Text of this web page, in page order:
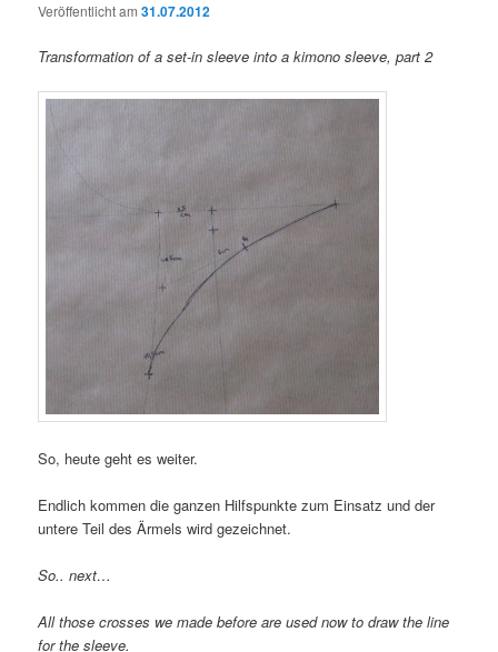
Veröffentlicht am31.07.2012
Transformation of a set-in sleeve into a kimono sleeve, part 2
So, heute geht es weiter.
Endlich kommen die ganzen Hilfspunkte zum Einsatz und der
untere Teil des Ärmels wird gezeichnet.
So.. next…
All those crosses we made before are used now to draw the line
for the sleeve.